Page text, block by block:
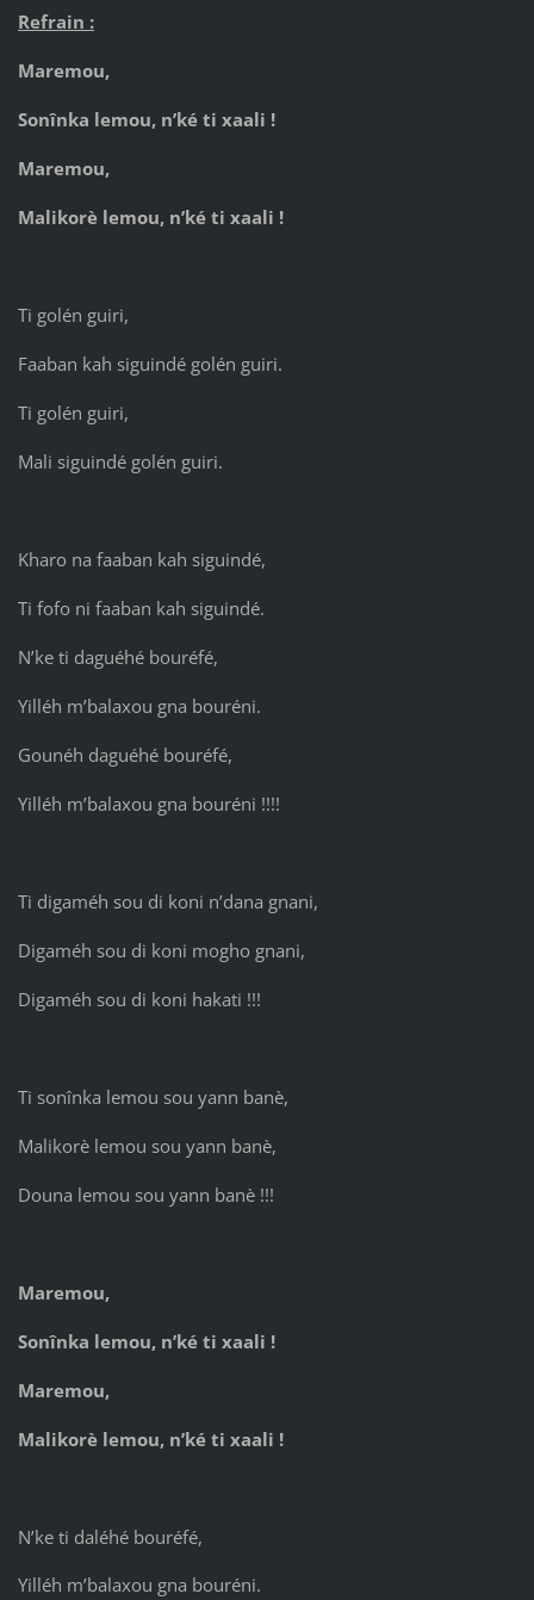
Refrain :
Maremou,
Sonînka lemou, n’ké ti xaali !
Maremou,
Malikorè lemou, n’ké ti xaali !
Ti golén guiri,
Faaban kah siguindé golén guiri.
Ti golén guiri,
Mali siguindé golén guiri.
Kharo na faaban kah siguindé,
Ti fofo ni faaban kah siguindé.
N’ke ti daguéhé bouréfé,
Yilléh m’balaxou gna bouréni.
Gounéh daguéhé bouréfé,
Yilléh m’balaxou gna bouréni !!!!
Ti digaméh sou di koni n’dana gnani,
Digaméh sou di koni mogho gnani,
Digaméh sou di koni hakati !!!
Ti sonînka lemou sou yann banè,
Malikorè lemou sou yann banè,
Douna lemou sou yann banè !!!
Maremou,
Sonînka lemou, n’ké ti xaali !
Maremou,
Malikorè lemou, n’ké ti xaali !
N’ke ti daléhé bouréfé,
Yilléh m’balaxou gna bouréni.